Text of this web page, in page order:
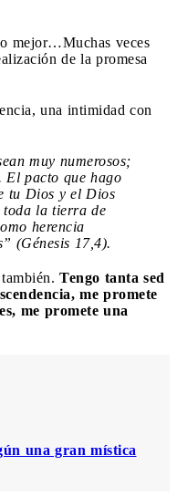
mejor…Muchas veces
de la promesa
una intimidad con
muy numerosos;
El pacto que hago
tu Dios y el Dios
toda la tierra de
herencia
(Génesis 17,4).
Tengo tanta sed
me promete
me promete una
una gran mística